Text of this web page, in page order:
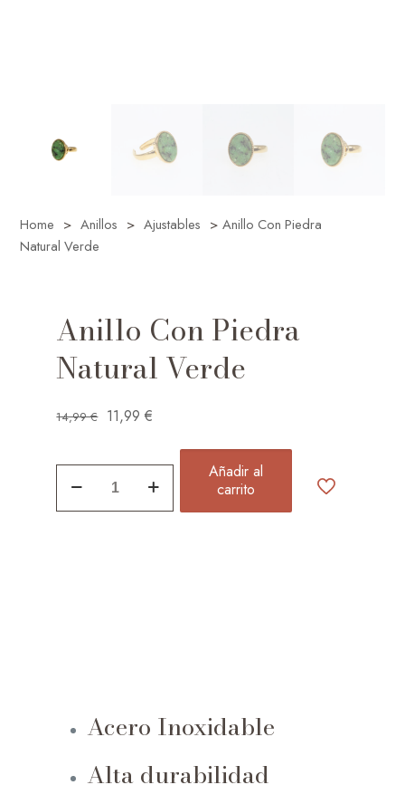
Home > Anillos > Ajustables > Anillo Con Piedra
Natural Verde
Anillo Con Piedra
Natural Verde
14,99€ 11,99€
Con
Piedra
Añadir al
carrito
Acero Inoxidable
Alta durabilidad